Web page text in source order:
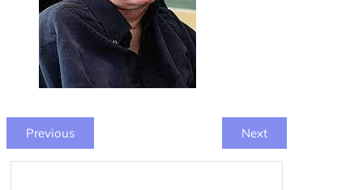
Previous Next